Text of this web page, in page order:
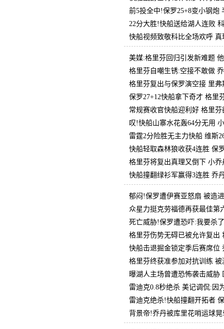
前5投全中!保罗25+8变小钢炮
22分大胜!快船送给湖人连败
快船视频致敬科比全场欢呼
美媒:格里芬回归引发新难题
格里芬自嘲生锈:空接不敢做
格里芬复出与保罗演空接 里弗
保罗27+12快船拿下奇才 格里
常规赛收官快船迎利好 格里
叹!快船山寨水花轰64分无用
雷霆2分险胜无主力快船 维斯
快船轻取森林狼收获4连胜 保
格里芬将复出真理又倒下 小
快船撞翻绿衫军赢得3连胜 乔
郁闷!保罗遭伊赛亚怒扇 被造
众星力挺克劳福德再获最佳第
死亡威胁!保罗遭恐吓:我要杀
格里芬伤势无碍已被允许复出
快船击退掘金锁定季后赛席位
格里芬终获准参加对抗训练
曝湖人主场曾遭恐怖袭击威胁
雷迪克0.8秒绝杀 美记调侃:因
雷迪克绝杀!快船撞翻开拓者
背景帝!乔丹被库里花哨运球晃